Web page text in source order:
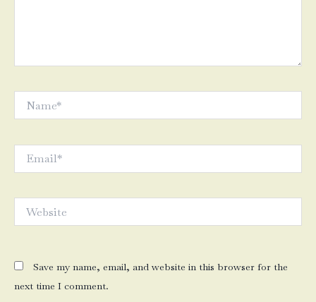
Save my name, email, and website in this browser for the
next time I comment.